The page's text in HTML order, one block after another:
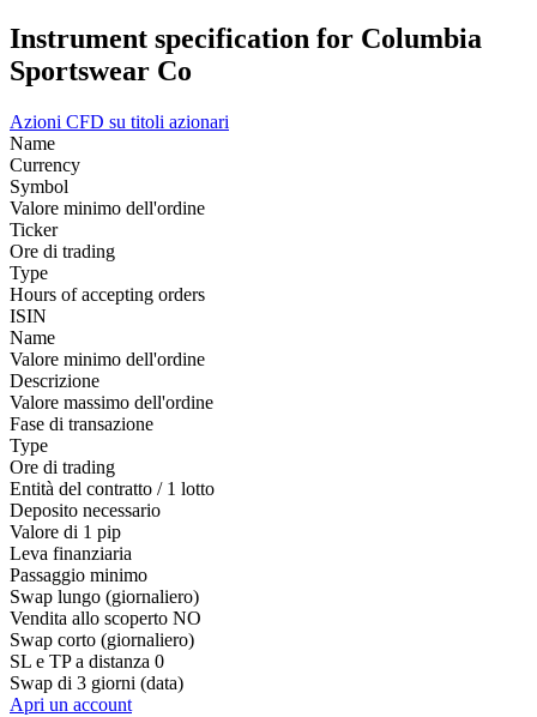
Instrument specification for Columbia
Sportswear Co
Azioni CFD su titoli azionari
Name
Currency
Symbol
Valore minimo dell'ordine
Ticker
Ore di trading
Type
Hours of accepting orders
ISIN
Name
Valore minimo dell'ordine
Descrizione
Valore massimo dell'ordine
Fase di transazione
Type
Ore di trading
Entità del contratto / 1 lotto
Deposito necessario
Valore di 1 pip
Leva finanziaria
Passaggio minimo
Swap lungo (giornaliero)
Vendita allo scoperto NO
Swap corto (giornaliero)
SL e TP a distanza 0
Swap di 3 giorni (data)
Apri un account